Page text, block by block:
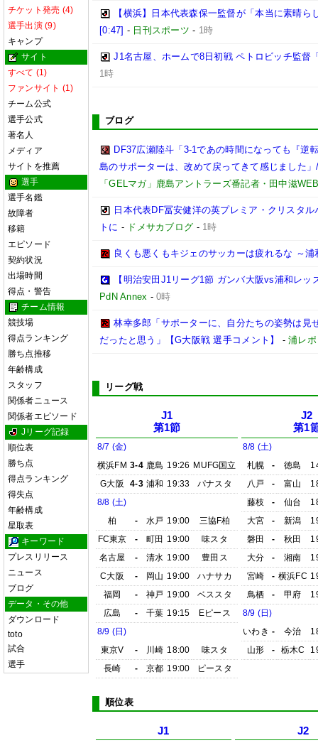
チケット発売 (4)
選手出演 (9)
キャンプ
サイト
すべて (1)
ファンサイト (1)
チーム公式
選手公式
著名人
メディア
サイトを推薦
選手
選手名鑑
故障者
移籍
エピソード
契約状況
出場時間
得点・警告
チーム情報
競技場
得点ランキング
勝ち点推移
年齢構成
スタッフ
関係者ニュース
関係者エピソード
Jリーグ記録
順位表
勝ち点
得点ランキング
得失点
年齢構成
星取表
キーワード
プレスリリース
ニュース
ブログ
データ・その他
ダウンロード
toto
試合
選手
【横浜】日本代表森保一監督が「本当に素晴
[0:47] - 日刊スポーツ - 1時
J1名古屋、ホームで8日初戦 ペトロビッチ監督
1時
ブログ
DF37広瀬陸斗「3-1であの時間になっても『逆
島のサポーターは、改めて戻ってきて感じました
「GELマガ」鹿島アントラーズ番記者・田中滋
日本代表DF冨安健洋の英プレミア・クリスタ
トに - ドメサカブログ - 1時
良くも悪くもキジェのサッカーは疲れるな ～
【明治安田J1リーグ1節 ガンバ大阪vs浦和レ
PdN Annex -0時
林幸多郎「サポーターに、自分たちの姿勢は見
だったと思う」【G大阪戦 選手コメント】
-浦レ
リーグ戦
J1
第1節
8/7 (金)
横浜FM 3-4 鹿島 19:26 MUFG国立
G大阪
4-3 浦和 19:33
パナスタ
8/8 (土)
柏
- 水戸 19:00
三協F柏
FC東京
- 町田 19:00
味スタ
名古屋
- 清水 19:00
豊田ス
C大阪
- 岡山 19:00
ハナサカ
福岡
- 神戸 19:00
ベススタ
広島
- 千葉 19:15
Eピース
8/9 (日)
東京V
- 川崎 18:00
味スタ
長崎
- 京都 19:00 ピースタ
J2
第1
8/8 (土)
札幌
- 徳島
八戸
- 富山
藤枝
- 仙台
大宮
- 新潟
磐田
- 秋田
大分
- 湘南
宮崎
- 横浜FC
鳥栖
- 甲府
8/9 (日)
いわき - 今治
山形
- 栃木C
順位表
J1 J2